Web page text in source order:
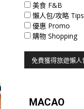
美食 F&B
懶人包/攻略 Tips
優惠 Promo
購物 Shopping
MACAO